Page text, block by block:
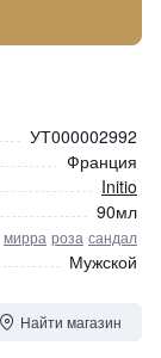
УТ000002992
Франция
Initio
90мл
мирра роза сандал
Мужской
Найти магазин